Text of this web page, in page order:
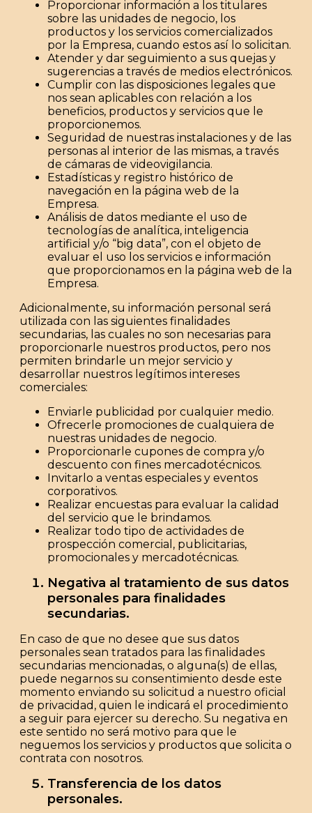
Proporcionar información a los titulares
sobre las unidades de negocio, los
productos y los servicios comercializados
por la Empresa, cuando estos así lo solicitan.
Atender y dar seguimiento a sus quejas y
sugerencias a través de medios electrónicos.
Cumplir con las disposiciones legales que
nos sean aplicables con relación a los
beneficios, productos y servicios que le
proporcionemos.
Seguridad de nuestras instalaciones y de las
personas al interior de las mismas, a través
de cámaras de videovigilancia.
Estadísticas y registro histórico de
navegación en la página web de la
Empresa.
Análisis de datos mediante el uso de
tecnologías de analítica, inteligencia
artificial y/o “big data”, con el objeto de
evaluar el uso los servicios e información
que proporcionamos en la página web de la
Empresa.
Adicionalmente, su información personal será
utilizada con las siguientes finalidades
secundarias, las cuales no son necesarias para
proporcionarle nuestros productos, pero nos
permiten brindarle un mejor servicio y
desarrollar nuestros legítimos intereses
comerciales:
Enviarle publicidad por cualquier medio.
Ofrecerle promociones de cualquiera de
nuestras unidades de negocio.
Proporcionarle cupones de compra y/o
descuento con fines mercadotécnicos.
Invitarlo a ventas especiales y eventos
corporativos.
Realizar encuestas para evaluar la calidad
del servicio que le brindamos.
Realizar todo tipo de actividades de
prospección comercial, publicitarias,
promocionales y mercadotécnicas.
Negativa al tratamiento de sus datos
personales para finalidades
secundarias.
En caso de que no desee que sus datos
personales sean tratados para las finalidades
secundarias mencionadas, o alguna(s) de ellas,
puede negarnos su consentimiento desde este
momento enviando su solicitud a nuestro oficial
de privacidad, quien le indicará el procedimiento
a seguir para ejercer su derecho. Su negativa en
este sentido no será motivo para que le
neguemos los servicios y productos que solicita o
contrata con nosotros.
Transferencia de los datos
personales.